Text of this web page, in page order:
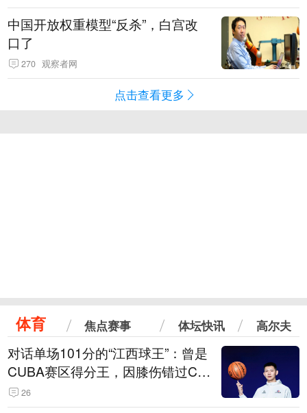
中国开放权重模型“反杀”，白宫改
口了
270 观察者网
点击查看更多
体育 焦点赛事 体坛快讯 高尔夫
对话单场101分的“江西球王”：曾是
CUBA赛区得分王，因膝伤错过CB
A选秀
26